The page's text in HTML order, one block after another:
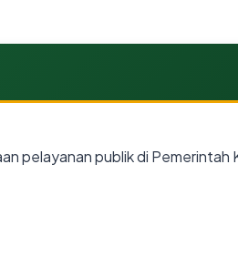
pelayanan publik di Pemerintah